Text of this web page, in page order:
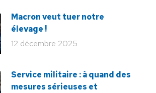
Macron veut tuer notre
élevage !
12 décembre 2025
Service militaire : à quand des
mesures sérieuses et